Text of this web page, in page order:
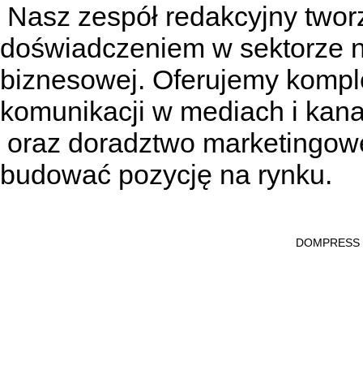
Nasz zespół redakcyjny
doświadczeniem w sektorze
biznesowej. Oferujemy
komunikacji w mediach i
oraz doradztwo
budować pozycję na rynku.